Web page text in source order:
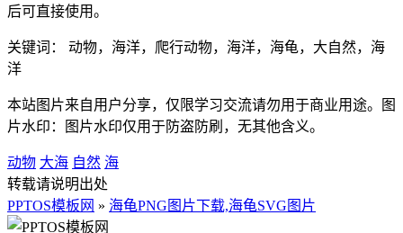
后可直接使用。
关键词： 动物，海洋，爬行动物，海洋，海龟，大自然，海
洋
本站图片来自用户分享，仅限学习交流请勿用于商业用途。图
片水印：图片水印仅用于防盗防刷，无其他含义。
动物 大海 自然 海
转载请说明出处
PPTOS模板网 » 海龟PNG图片下载,海龟SVG图片